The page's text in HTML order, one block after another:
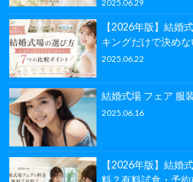
2025.06.29
【2026年版】結婚
キングだけで決め
2025.06.22
結婚式場 フェア 服
2025.06.16
【2026年版】結婚